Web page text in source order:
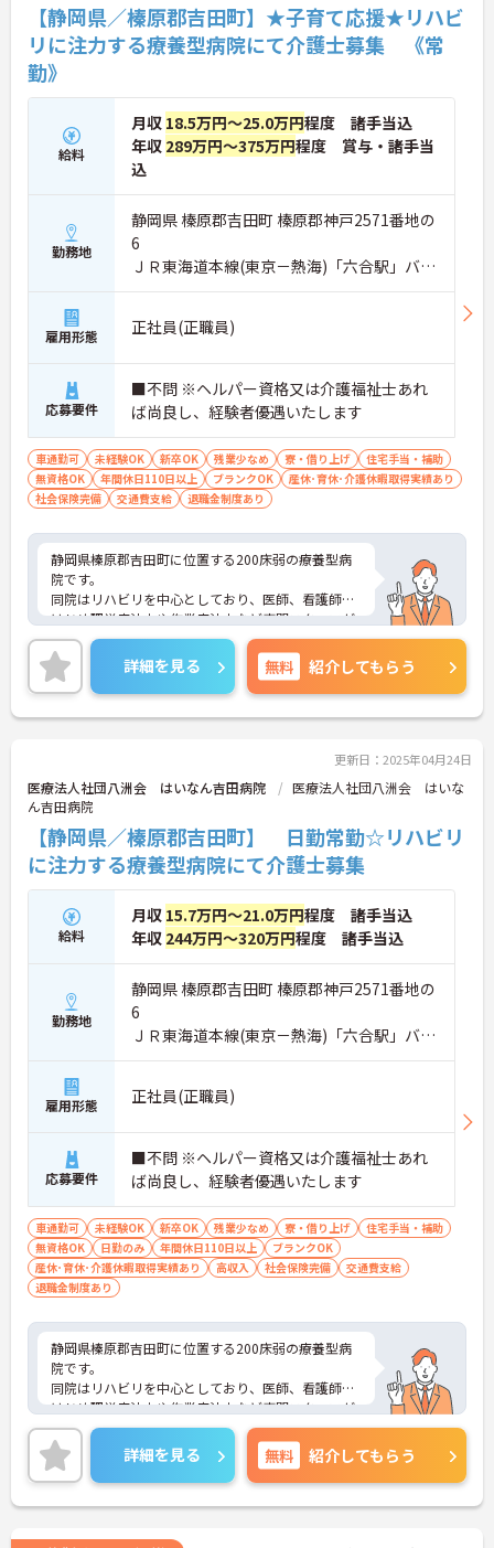
【静岡県／榛原郡吉田町】★子育て応援★リハビ
リに注力する療養型病院にて介護士募集 《常
勤》
給料
月収 18.5万円～25.0万円程度 諸手当込
年収 289万円～375万円程度 賞与・諸手当
込
勤務地
静岡県 榛原郡吉田町 榛原郡神戸2571番地の
6
ＪＲ東海道本線(東京－熱海)「六合駅」バ
ス・車20分
雇用形態 正社員(正職員)
応募要件
■不問 ※ヘルパー資格又は介護福祉士あれ
ば尚良し、経験者優遇いたします
車通勤可 未経験OK 新卒OK 残業少なめ 寮・借り上げ
住宅手当・補助
無資格OK
年間休日110日以上 ブランクOK
産休･育休･介護休暇取得実績あり
社会保険完備
交通費支給 退職金制度あり
静岡県榛原郡吉田町に位置する200床弱の療養型病
院です。
同院はリハビリを中心としており、医師、看護師を
はじめ理学療法士や作業療法士など専門スタッフが
連携して地域の医療・福祉に貢献しています。
充実した福利厚生が整っており、働きやすい環境で
す。
ご興味ある方には、面接対策ポイントなど、さらに
詳細をお話しいたしますのでお気軽にご相談くださ
詳細を見る 無料 紹介してもらう
更新日：2025年04月24日
医療法人社団八洲会 はいなん吉田病院
医療法人社団八洲会 はいな
ん吉田病院
【静岡県／榛原郡吉田町】 日勤常勤☆リハビリ
に注力する療養型病院にて介護士募集
給料
月収 15.7万円～21.0万円程度 諸手当込
年収 244万円～320万円程度 諸手当込
勤務地
静岡県 榛原郡吉田町 榛原郡神戸2571番地の
6
ＪＲ東海道本線(東京－熱海)「六合駅」バ
ス・車20分
雇用形態 正社員(正職員)
応募要件
■不問 ※ヘルパー資格又は介護福祉士あれ
ば尚良し、経験者優遇いたします
車通勤可 未経験OK 新卒OK 残業少なめ 寮・借り上げ
住宅手当・補助
無資格OK
日勤のみ 年間休日110日以上
ブランクOK
産休･育休･介護休暇取得実績あり
高収入 社会保険完備
交通費支給
退職金制度あり
静岡県榛原郡吉田町に位置する200床弱の療養型病
院です。
同院はリハビリを中心としており、医師、看護師を
はじめ理学療法士や作業療法士など専門スタッフが
連携して地域の医療・福祉に貢献しています。
充実した福利厚生が整っており、働きやすい環境で
す。
ご興味ある方には、面接対策ポイントなど、さらに
詳細をお話しいたしますのでお気軽にご相談くださ
詳細を見る 無料 紹介してもらう